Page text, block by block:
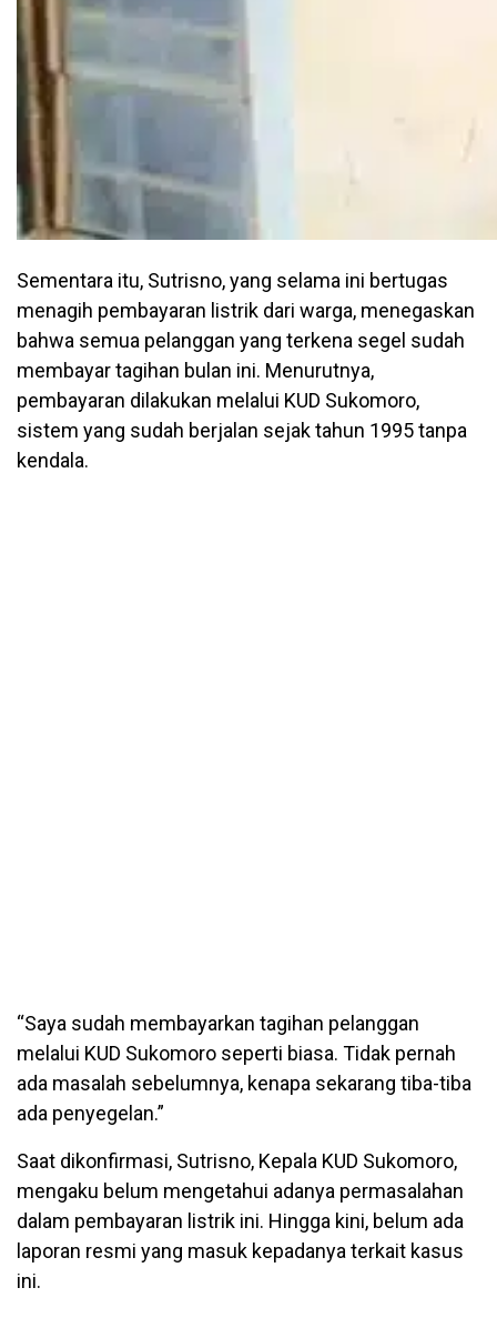
Sementara itu, Sutrisno, yang selama ini bertugas
menagih pembayaran listrik dari warga, menegaskan
bahwa semua pelanggan yang terkena segel sudah
membayar tagihan bulan ini. Menurutnya,
pembayaran dilakukan melalui KUD Sukomoro,
sistem yang sudah berjalan sejak tahun 1995 tanpa
kendala.
“Saya sudah membayarkan tagihan pelanggan
melalui KUD Sukomoro seperti biasa. Tidak pernah
ada masalah sebelumnya, kenapa sekarang tiba-tiba
ada penyegelan.”
Saat dikonfirmasi, Sutrisno, Kepala KUD Sukomoro,
mengaku belum mengetahui adanya permasalahan
dalam pembayaran listrik ini. Hingga kini, belum ada
laporan resmi yang masuk kepadanya terkait kasus
ini.